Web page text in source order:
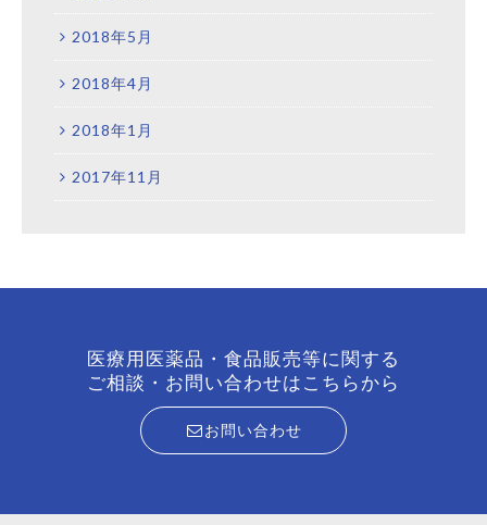
2018年5月
2018年4月
2018年1月
2017年11月
医療用医薬品・食品販売等に関する
ご相談・お問い合わせはこちらから
お問い合わせ